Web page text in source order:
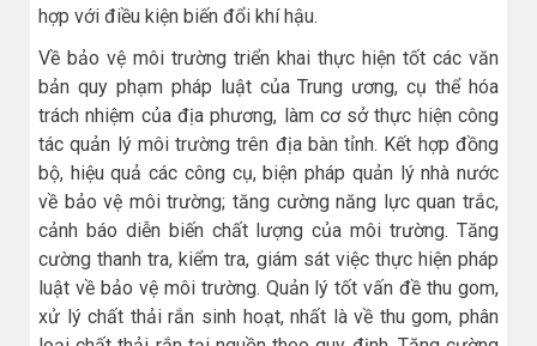
hợp với điều kiện biến đổi khí hậu.
Về bảo vệ môi trường triển khai thực hiện tốt các văn
bản quy phạm pháp luật của Trung ương, cụ thể hóa
trách nhiệm của địa phương, làm cơ sở thực hiện công
tác quản lý môi trường trên địa bàn tỉnh. Kết hợp đồng
bộ, hiệu quả các công cụ, biện pháp quản lý nhà nước
về bảo vệ môi trường; tăng cường năng lực quan trắc,
cảnh báo diễn biến chất lượng của môi trường. Tăng
cường thanh tra, kiểm tra, giám sát việc thực hiện pháp
luật về bảo vệ môi trường. Quản lý tốt vấn đề thu gom,
xử lý chất thải rắn sinh hoạt, nhất là về thu gom, phân